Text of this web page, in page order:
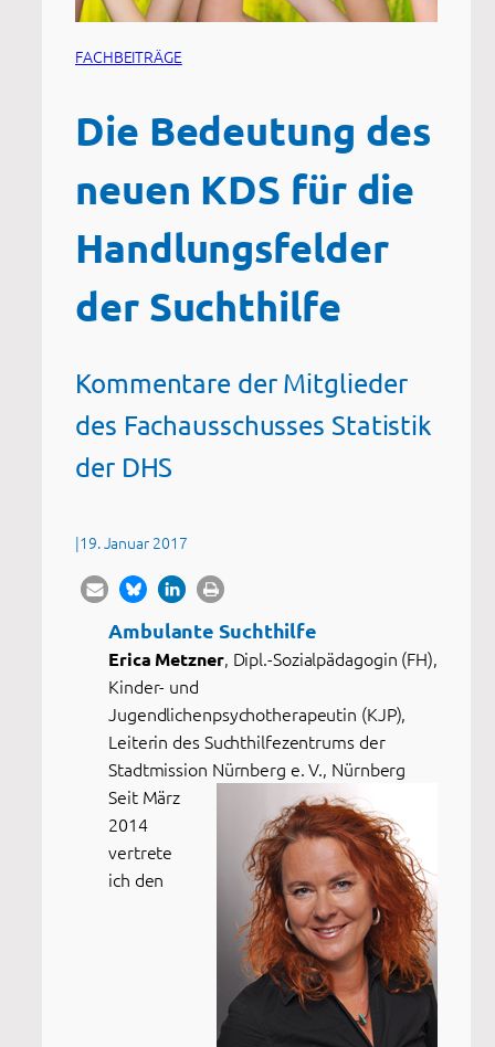
FACHBEITRÄGE
Die Bedeutung des
neuen KDS für die
Handlungsfelder
der Suchthilfe
Kommentare der Mitglieder
des Fachausschusses Statistik
der DHS
|19. Januar 2017
Ambulante Suchthilfe
Erica Metzner, Dipl.-Sozialpädagogin (FH),
Kinder- und
Jugendlichenpsychotherapeutin (KJP),
Leiterin des Suchthilfezentrums der
Stadtmission Nürnberg e. V., Nürnberg
Seit März
2014
vertrete
ich den